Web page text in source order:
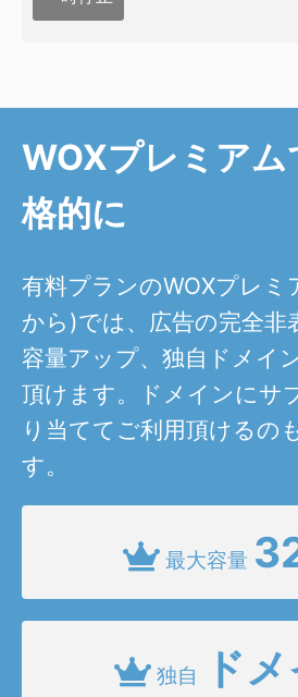
WOXプレミア
格的に
有料プランのWOXプレミ
から)では、広告の完全非
容量アップ、独自ドメイ
頂けます。ドメインにサ
り当ててご利用頂けるの
す。
最大容量
独自 ド